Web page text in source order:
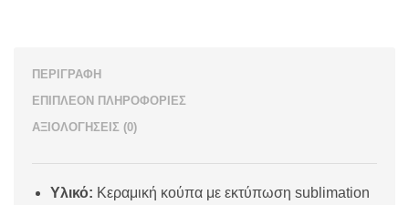
ΠΕΡΙΓΡΑΦΉ
ΕΠΙΠΛΈΟΝ ΠΛΗΡΟΦΟΡΊΕΣ
ΑΞΙΟΛΟΓΉΣΕΙΣ (0)
Υλικό: Κεραμική κούπα με εκτύπωση sublimation